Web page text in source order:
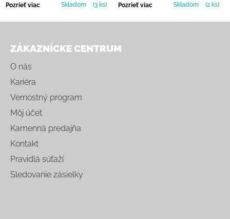
Pozrieť viac Skladom (3 ks) Pozrieť viac Skladom (2 ks)
ZÁKAZNÍCKE CENTRUM
O nás
Kariéra
Vernostný program
Môj účet
Kamenná predajňa
Kontakt
Pravidlá súťaží
Sledovanie zásielky